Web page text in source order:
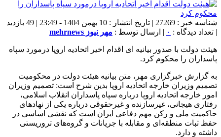
شناسه خبر : 27269 | تاریخ انتشار : 10 بهمن 1404 - 23:49 | 49 بازدید
| تعداد دیدگاه : ۰ | ارسال توسط : مهر نیوز mehrnews
هیئت دولت با صدور بیانیه ای اقدام اخیر اتحادیه اروپا درمورد سپاه
پاسداران را محکوم کرد.
به گزارش خبرگزاری مهر، متن بیانیه هیئت دولت در محکومیت
تصمیم وزیران خارجه اتحادیه اروپا بدین شرح است: تصمیم وزیران
امور خارجه اتحادیه اروپا درباره سپاه پاسداران انقلاب اسلامی،
رفتاری هیجانی، غیرسازنده و غیرحقوقی درباره یکی از نهادهای
حاکمیت ملی و رکن مهم دفاعی ایران است که نقشی اساسی در
حفظ ثبات منطقه‌ای و مقابله با جریانات و گروه‌های تروریستی
داشته و دارد.